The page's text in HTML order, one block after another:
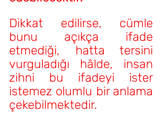
Dikkat edilirse, cümle
bunu açıkça ifade
etmediği, hatta tersini
vurguladığı hâlde, insan
zihni bu ifadeyi ister
istemez olumlu bir anlama
çekebilmektedir.